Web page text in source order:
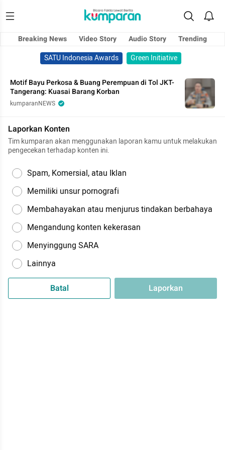
Breaking News Video Story Audio Story
Trending
SATU Indonesia Awards
Green Initiative
Motif Bayu Perkosa & Buang Perempuan di Tol JKT-
Tangerang: Kuasai Barang Korban
kumparanNEWS
Laporkan Konten
Tim kumparan akan menggunakan laporan kamu untuk melakukan
pengecekan terhadap konten ini.
Spam, Komersial, atau Iklan
Memiliki unsur pornografi
Membahayakan atau menjurus tindakan berbahaya
Mengandung konten kekerasan
Menyinggung SARA
Lainnya
Batal Laporkan